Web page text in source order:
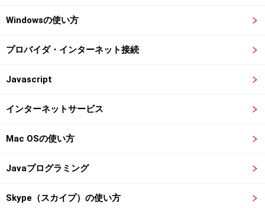
Windowsの使い方
プロバイダ・インターネット接続
Javascript
インターネットサービス
Mac OSの使い方
Javaプログラミング
Skype（スカイプ）の使い方